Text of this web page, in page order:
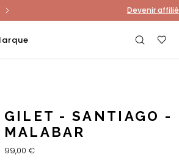
Devenir affilié
GILET - SANTIAGO -
MALABAR
99,00 €